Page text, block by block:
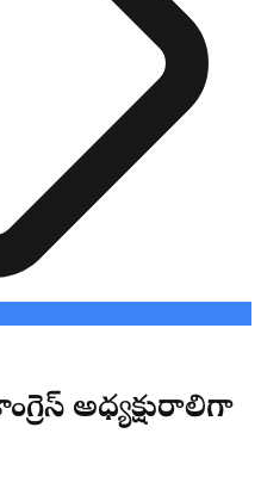
అధ్యక్షురాలిగా